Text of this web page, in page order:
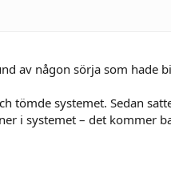
av någon sörja som hade
tömde systemet. Sedan
i systemet – det kommer